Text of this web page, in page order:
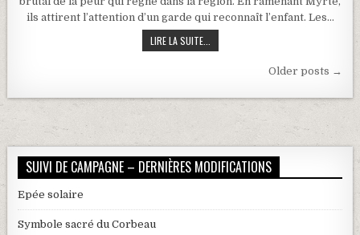
ils attirent l’attention d’un garde qui reconnaît l’enfant. Les…
LIRE LA SUITE...
Older posts →
SUIVI DE CAMPAGNE – DERNIÈRES MODIFICATIONS
Epée solaire
Symbole sacré du Corbeau